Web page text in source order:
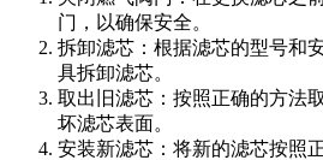
门，以确保安全。
拆卸滤芯：根据滤芯的型号和
具拆卸滤芯。
取出旧滤芯：按照正确的方法
坏滤芯表面。
安装新滤芯：将新的滤芯按照